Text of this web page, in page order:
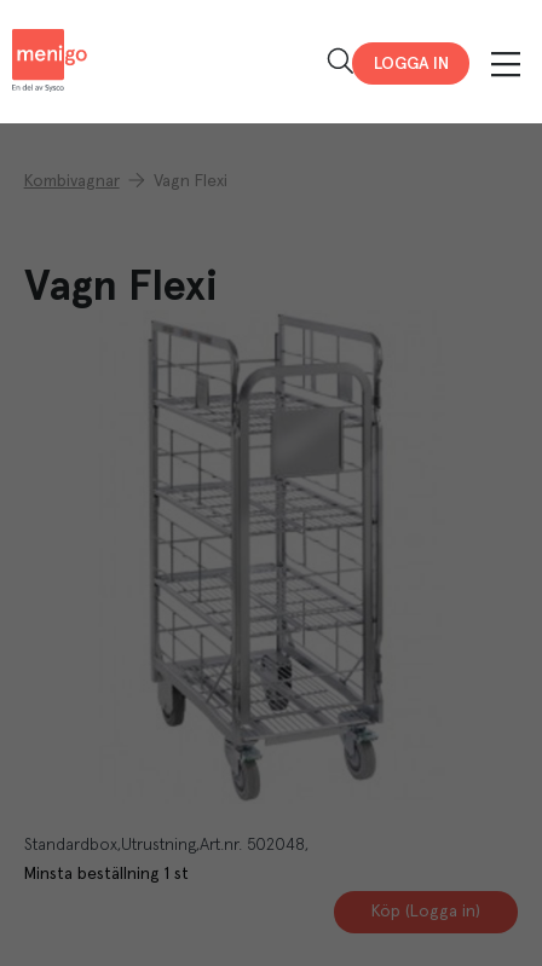
LOGGA IN
Kombivagnar Vagn Flexi
Vagn Flexi
Standardbox Utrustning Art.nr. 502048
Minsta beställning 1 st
Köp (Logga in)